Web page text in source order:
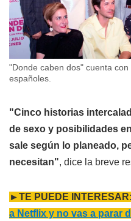
"Donde caben dos" cuenta
españoles.
"Cinco historias
de sexo y posibilidades
sale según lo planeado,
necesitan", dice la breve
►TE PUEDE INTERESAR:
a Netflix y no vas a parar